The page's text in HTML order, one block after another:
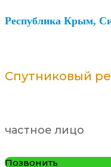
Республика Крым,
Спутниковый
частное лицо
Позвонить